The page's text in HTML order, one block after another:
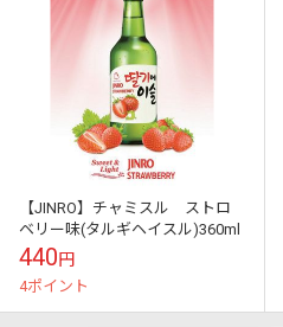
【JINRO】チャミスル ストロ
ベリー味(タルギヘイスル)360ml
440円
4ポイント